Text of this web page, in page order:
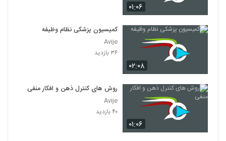
۰۱:۰۶
۰۲:۰۸
کمیسیون پزشکی نظام وظیفه
Avije
۳۶ بازدید
۰۱:۰۶
روش های کنترل ذهن و افکار منفی
Avije
۴۰ بازدید